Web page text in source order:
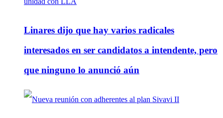
Linares dijo que hay varios radicales
interesados en ser candidatos a intendente, pero
que ninguno lo anunció aún